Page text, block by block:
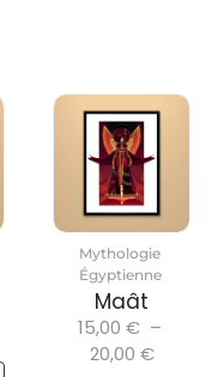
Mythologie
Égyptienne
Maât
15,00 € –
20,00 €